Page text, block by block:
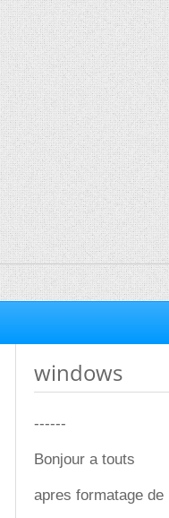
windows
------
Bonjour a touts
apres formatage